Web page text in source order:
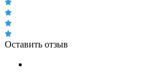
Оставить отзыв